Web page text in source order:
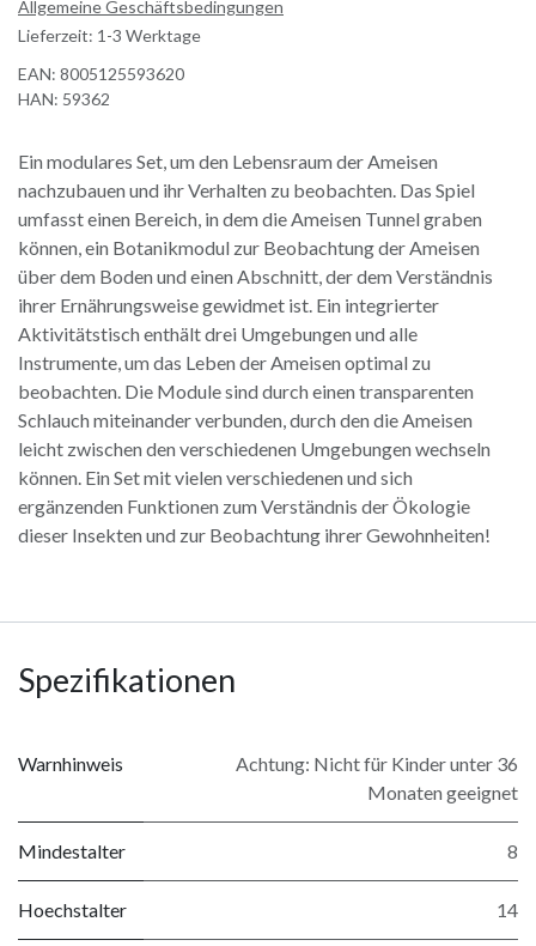
Allgemeine Geschäftsbedingungen
Lieferzeit: 1-3 Werktage
EAN: 8005125593620
HAN: 59362
Ein modulares Set, um den Lebensraum der Ameisen
nachzubauen und ihr Verhalten zu beobachten. Das Spiel
umfasst einen Bereich, in dem die Ameisen Tunnel graben
können, ein Botanikmodul zur Beobachtung der Ameisen
über dem Boden und einen Abschnitt, der dem Verständnis
ihrer Ernährungsweise gewidmet ist. Ein integrierter
Aktivitätstisch enthält drei Umgebungen und alle
Instrumente, um das Leben der Ameisen optimal zu
beobachten. Die Module sind durch einen transparenten
Schlauch miteinander verbunden, durch den die Ameisen
leicht zwischen den verschiedenen Umgebungen wechseln
können. Ein Set mit vielen verschiedenen und sich
ergänzenden Funktionen zum Verständnis der Ökologie
dieser Insekten und zur Beobachtung ihrer Gewohnheiten!
Spezifikationen
Warnhinweis
Achtung: Nicht für Kinder unter 36
Monaten geeignet
Mindestalter 8
Hoechstalter 14